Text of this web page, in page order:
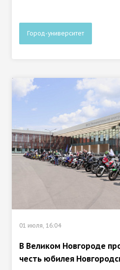
Город-университет
01 июля, 16:04
В Великом Новгороде
честь юбилея